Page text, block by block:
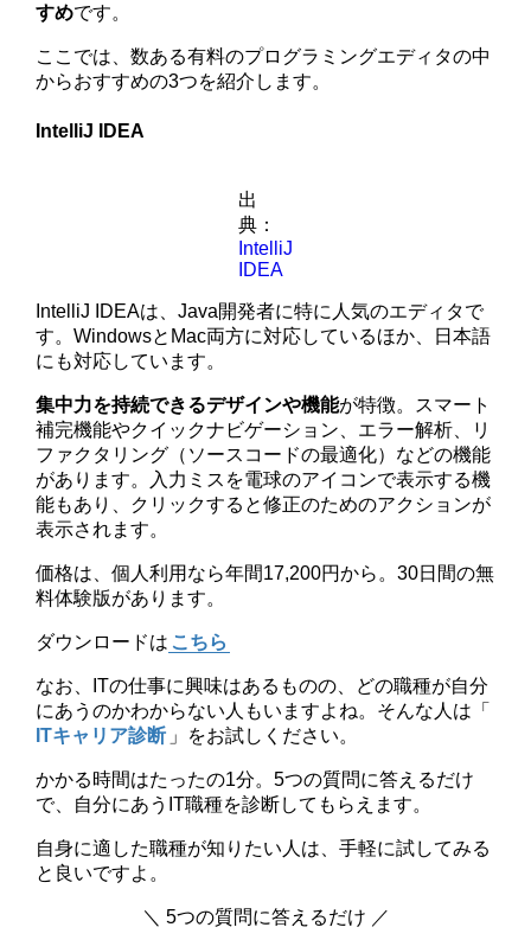
すめです。
ここでは、数ある有料のプログラミングエディタの中
からおすすめの3つを紹介します。
IntelliJ IDEA
出
典：
IntelliJ
IDEA
IntelliJ IDEAは、Java開発者に特に人気のエディタで
す。WindowsとMac両方に対応しているほか、日本語
にも対応しています。
集中力を持続できるデザインや機能が特徴。スマート
補完機能やクイックナビゲーション、エラー解析、リ
ファクタリング（ソースコードの最適化）などの機能
があります。入力ミスを電球のアイコンで表示する機
能もあり、クリックすると修正のためのアクションが
表示されます。
価格は、個人利用なら年間17,200円から。30日間の無
料体験版があります。
ダウンロードは こちら
なお、ITの仕事に興味はあるものの、どの職種が自分
にあうのかわからない人もいますよね。そんな人は「
ITキャリア診断 」をお試しください。
かかる時間はたったの1分。5つの質問に答えるだけ
で、自分にあうIT職種を診断してもらえます。
自身に適した職種が知りたい人は、手軽に試してみる
と良いですよ。
＼ 5つの質問に答えるだけ ／